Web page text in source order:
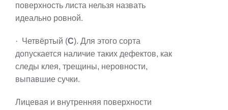
поверхность листа нельзя назвать
идеально ровной.
· Четвёртый (С). Для этого сорта
допускается наличие таких дефектов, как
следы клея, трещины, неровности,
выпавшие сучки.
Лицевая и внутренняя поверхности